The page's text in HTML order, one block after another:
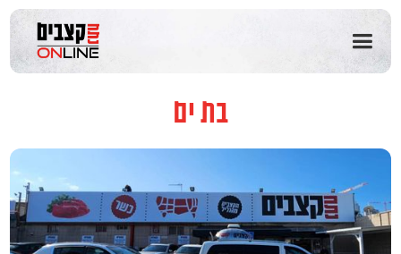
שִׂים
בְּאֲתָר
זֶה
הַמְּסַיַּעַת
הָאֲתָר.
בת ים